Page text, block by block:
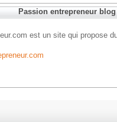
Passion entrepreneur
est un site qui propose